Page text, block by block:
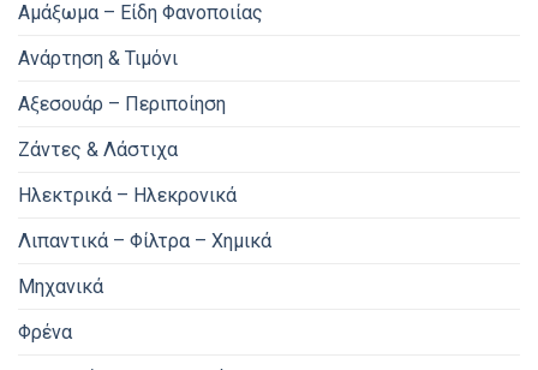
Αμάξωμα – Είδη Φανοποιίας
Ανάρτηση & Τιμόνι
Αξεσουάρ – Περιποίηση
Ζάντες & Λάστιχα
Ηλεκτρικά – Ηλεκρονικά
Λιπαντικά – Φίλτρα – Χημικά
Μηχανικά
Φρένα